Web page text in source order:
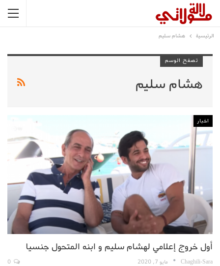
الرئيسية هشام سليم
تصفح الوسم
هشام سليم
اخبار
أول خروج إعلامي لهشام سليم و ابنه المتحول جنسيا
Chaghili-Sara مايو 7, 2020